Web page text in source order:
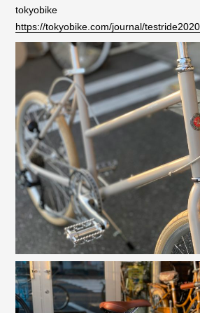
tokyobike
https://tokyobike.com/journal/